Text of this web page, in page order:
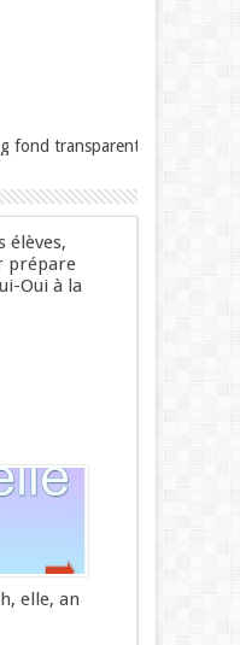
fond transparent
élèves,
prépare
Oui à la
elle, an